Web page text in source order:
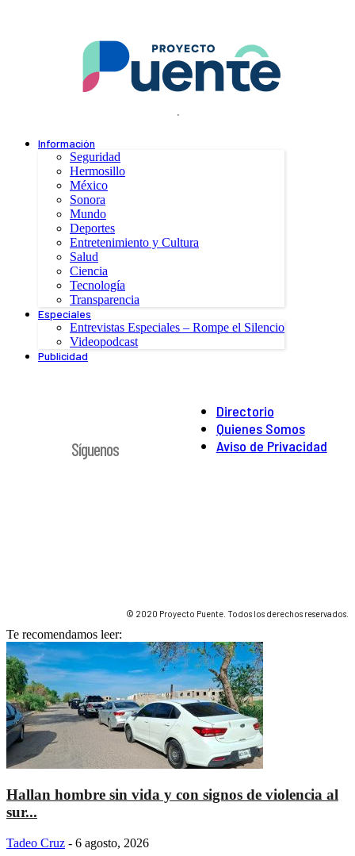
.
Información
Seguridad
Hermosillo
México
Sonora
Mundo
Deportes
Entretenimiento y Cultura
Salud
Ciencia
Tecnología
Transparencia
Especiales
Entrevistas Especiales – Rompe el Silencio
Videopodcast
Publicidad
Directorio
Quienes Somos
Aviso de Privacidad
Síguenos
© 2020 Proyecto Puente. Todos los derechos reservados.
Te recomendamos leer:
Hallan hombre sin vida y con signos de violencia al
sur...
Tadeo Cruz - 6 agosto, 2026